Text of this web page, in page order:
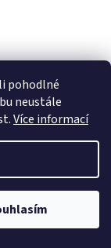
pohodlné
neustále
Více informací